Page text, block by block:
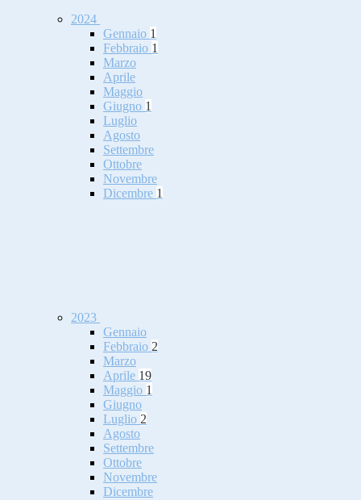
2024
Gennaio 1
Febbraio 1
Marzo
Aprile
Maggio
Giugno 1
Luglio
Agosto
Settembre
Ottobre
Novembre
Dicembre 1
2023
Gennaio
Febbraio 2
Marzo
Aprile 19
Maggio 1
Giugno
Luglio 2
Agosto
Settembre
Ottobre
Novembre
Dicembre